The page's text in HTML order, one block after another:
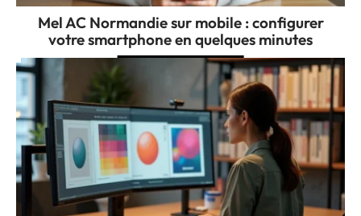
Mel AC Normandie sur mobile : configurer
votre smartphone en quelques minutes